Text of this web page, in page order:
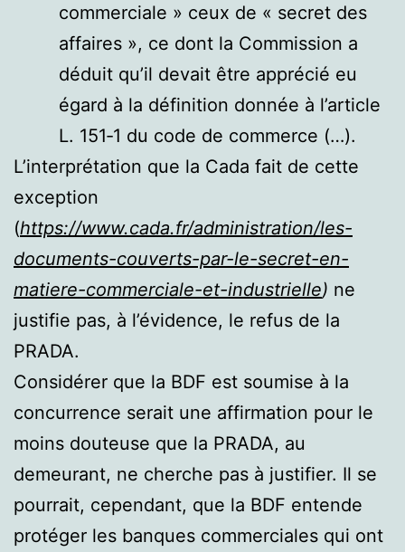
commerciale » ceux de « secret des
affaires », ce dont la Commission a
déduit qu’il devait être apprécié eu
égard à la définition donnée à l’article
L. 151‑1 du code de commerce (…).
L’interprétation que la Cada fait de cette
exception
(https://www.cada.fr/administration/les-
documents-couverts-par-le-secret-en-
matiere-commerciale-et-industrielle) ne
justifie pas, à l’évidence, le refus de la
PRADA.
Considérer que la BDF est soumise à la
concurrence serait une affirmation pour le
moins douteuse que la PRADA, au
demeurant, ne cherche pas à justifier. Il se
pourrait, cependant, que la BDF entende
protéger les banques commerciales qui ont